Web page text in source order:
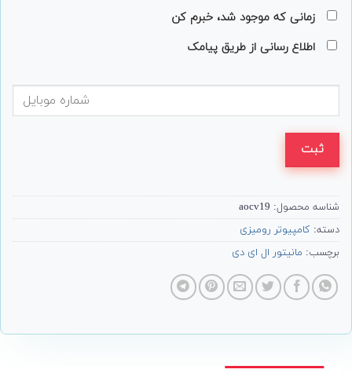
زمانی که موجود شد، خبرم کن
اطلاع رسانی از طریق پیامک
ثبت
شناسه محصول: aocv19
دسته: کامپیوتر رومیزی
برچسب: مانیتور ال ای دی